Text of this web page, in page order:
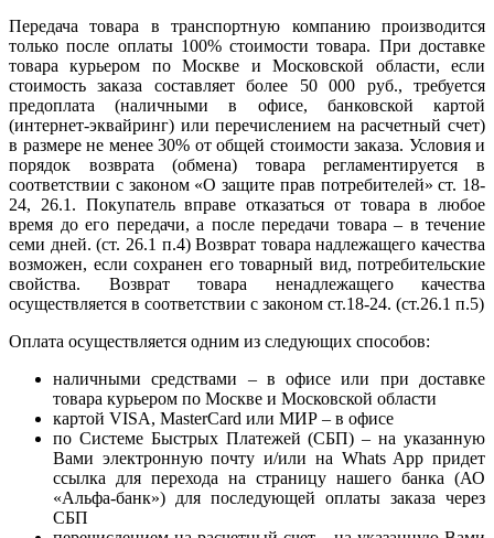
Передача товара в транспортную компанию производится
только после оплаты 100% стоимости товара. При доставке
товара курьером по Москве и Московской области, если
стоимость заказа составляет более 50 000 руб., требуется
предоплата (наличными в офисе, банковской картой
(интернет-эквайринг) или перечислением на расчетный счет)
в размере не менее 30% от общей стоимости заказа. Условия и
порядок возврата (обмена) товара регламентируется в
соответствии с законом «О защите прав потребителей» ст. 18-
24, 26.1. Покупатель вправе отказаться от товара в любое
время до его передачи, а после передачи товара – в течение
семи дней. (ст. 26.1 п.4) Возврат товара надлежащего качества
возможен, если сохранен его товарный вид, потребительские
свойства. Возврат товара ненадлежащего качества
осуществляется в соответствии с законом ст.18-24. (ст.26.1 п.5)
Оплата осуществляется одним из следующих способов:
наличными средствами – в офисе или при доставке
товара курьером по Москве и Московской области
картой VISA, MasterCard или МИР – в офисе
по Системе Быстрых Платежей (СБП) – на указанную
Вами электронную почту и/или на Whats App придет
ссылка для перехода на страницу нашего банка (АО
«Альфа-банк») для последующей оплаты заказа через
СБП